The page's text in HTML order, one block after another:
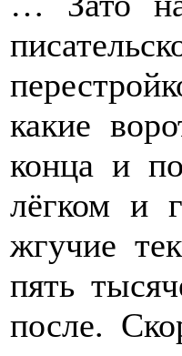
какие
конца и
лёгком и
жгучие
пять
после.